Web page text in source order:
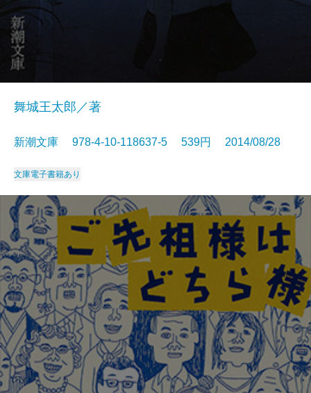
舞城王太郎／著
新潮文庫 978-4-10-118637-5 539円 2014/08/28
文庫電子書籍あり